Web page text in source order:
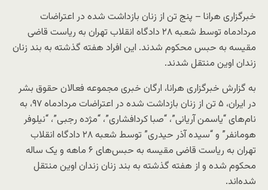
خبرگزاری هرانا – پنج تن از زنان بازداشت شده در اعتراضات
مردادماه توسط شعبه ۲۸ دادگاه انقلاب تهران به ریاست قاضی
مقیسه به حبس محکوم شدند. این افراد هفته گذشته به بند زنان
زندان اوین منتقل شدند.
به گزارش خبرگزاری هرانا، ارگان خبری مجموعه فعالان حقوق بشر
در ایران، ۵ تن از زنان بازداشت شده در اعتراضات مردادماه ۹۷، به
نام‌های “یاسمن آریانی”، “صبا کردافشاری”، “مژده رجبی”، “نیلوفر
هومانفر” و “سیده آذر حیدری” توسط شعبه ۲۸ دادگاه انقلاب
تهران به ریاست قاضی مقیسه به حبس‌های ۶ ماهه و یک ساله
محکوم شده و از هفته گذشته به بند زنان زندان اوین منتقل
شده‌اند.